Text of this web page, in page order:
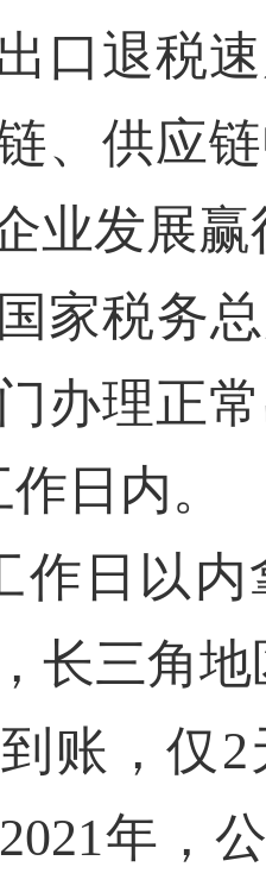
退税速
、供应
业发展
税务总
办理正
日内。
日以内
长三角
账，仅2
年，